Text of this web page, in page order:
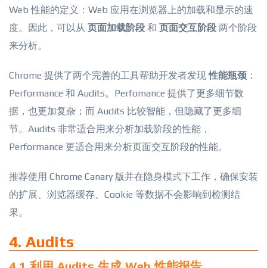
Web 性能的定义：Web 应用在浏览器上的加载和显示的速
度。因此，可以从 页面加载阶段 和 页面交互阶段 两个阶段
来分析。
Chrome 提供了两个完善的工具帮助开发者发现性能瓶颈 ：
Performance 和 Audits。Perfomance 提供了更多细节数
据，也更加复杂；而 Audits 比较智能，但隐藏了更多细
节。Audits 非常适合用来分析加载阶段的性能，
Performance 更适合用来分析页面交互阶段的性能。
推荐使用 Chrome Canary 版并在隐身模式下工作，确保安装
的扩展、浏览器缓存、Cookie 等数据不会影响到检测结
果。
4. Audits